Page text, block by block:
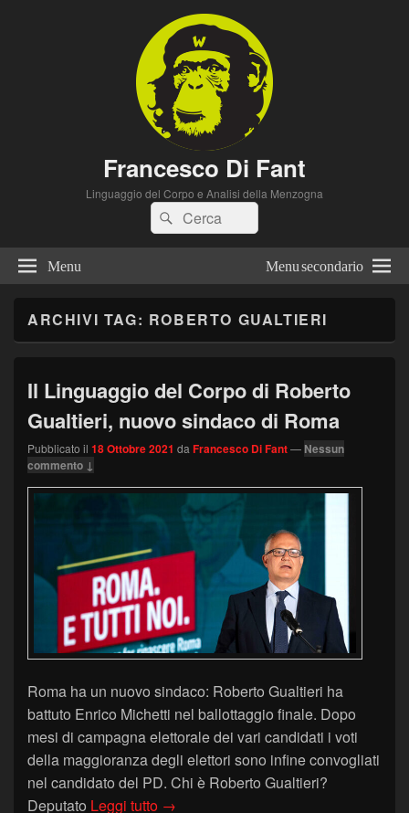
Francesco Di Fant
Linguaggio del Corpo e Analisi della Menzogna
Cerca:Cerca
Menu Menu secondario
ARCHIVI TAG: ROBERTO GUALTIERI
Il Linguaggio del Corpo di Roberto
Gualtieri, nuovo sindaco di Roma
Pubblicato il 18 Ottobre 2021 da Francesco Di Fant— Nessun
commento ↓
Roma ha un nuovo sindaco: Roberto Gualtieri ha
battuto Enrico Michetti nel ballottaggio finale. Dopo
mesi di campagna elettorale dei vari candidati i voti
della maggioranza degli elettori sono infine convogliati
nel candidato del PD. Chi è Roberto Gualtieri?
Deputato Leggi tutto Il Linguaggio del Corpo di Roberto
→